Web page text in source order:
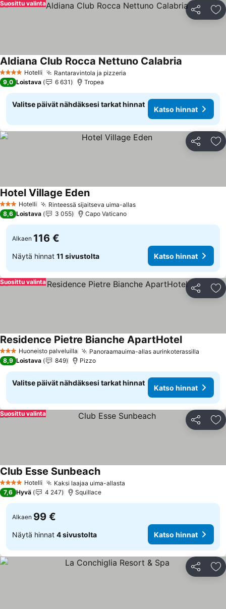
Jaa
Suosittu valinta
4 Tähtiluokitus
Hotelli Rantaravintola ja pizzeria
Aldiana Club Rocca Nettuno Calabria
9,0 Loistava 6 631 Tropea
Valitse päivät nähdäksesi tarkat hinnat
Katso hinnat
Jaa
3 Tähtiluokitus
Hotelli Rinteessä sijaitseva uima-allas
Hotel Village Eden
8,6 Loistava 3 055 Capo Vaticano
Alkaen 116 €
Näytä hinnat 11 sivustolta Katso hinnat
Jaa
Suosittu valinta
3 Tähtiluokitus
Huoneisto palveluilla Panoraamauima-allas aurinkoterassilla
Residence Pietre Bianche ApartHotel
8,9 Loistava 849 Pizzo
Valitse päivät nähdäksesi tarkat hinnat
Katso hinnat
Jaa
Suosittu valinta
4 Tähtiluokitus
Hotelli Kaksi laajaa uima-allasta
Club Esse Sunbeach
7,6 Hyvä 4 247 Squillace
Alkaen 99 €
Näytä hinnat 4 sivustolta Katso hinnat
Jaa